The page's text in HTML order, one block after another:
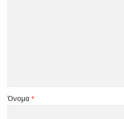
Όνομα *